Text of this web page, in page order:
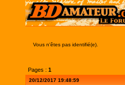
Vous n'êtes pas identifié(e).
Pages : 1
20/12/2017 19:48:59